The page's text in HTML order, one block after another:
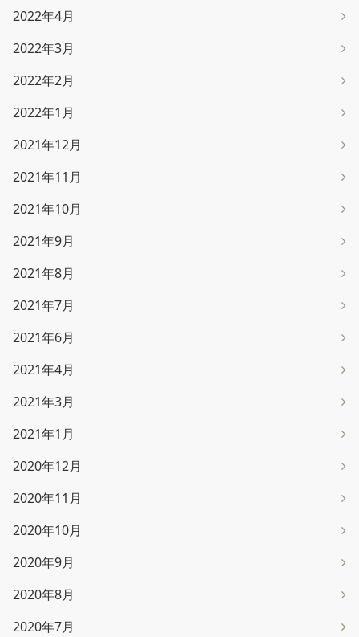
2022年4月
2022年3月
2022年2月
2022年1月
2021年12月
2021年11月
2021年10月
2021年9月
2021年8月
2021年7月
2021年6月
2021年4月
2021年3月
2021年1月
2020年12月
2020年11月
2020年10月
2020年9月
2020年8月
2020年7月